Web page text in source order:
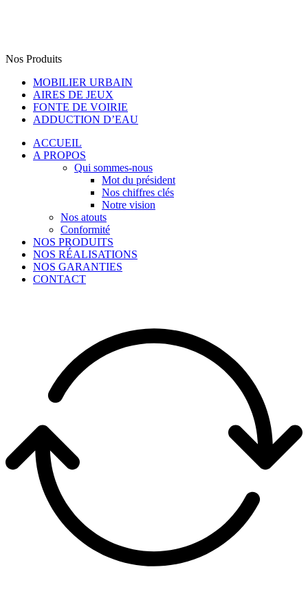
Nos Produits
MOBILIER URBAIN
AIRES DE JEUX
FONTE DE VOIRIE
ADDUCTION D’EAU
ACCUEIL
A PROPOS
Qui sommes-nous
Mot du président
Nos chiffres clés
Notre vision
Nos atouts
Conformité
NOS PRODUITS
NOS RÉALISATIONS
NOS GARANTIES
CONTACT